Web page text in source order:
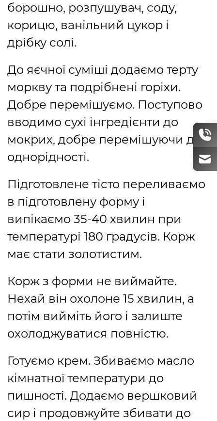
борошно, розпушувач, соду,
корицю, ванільний цукор і
дрібку солі.
До яєчної суміші додаємо терту
моркву та подрібнені горіхи.
Добре перемішуємо. Поступово
вводимо сухі інгредієнти до
мокрих, добре перемішуючи до
однорідності.
Підготовлене тісто переливаємо
в підготовлену форму і
випікаємо 35-40 хвилин при
температурі 180 градусів. Корж
має стати золотистим.
Корж з форми не виймайте.
Нехай він охолоне 15 хвилин, а
потім вийміть його і залиште
охолоджуватися повністю.
Готуємо крем. Збиваємо масло
кімнатної температури до
пишності. Додаємо вершковий
сир і продовжуйте збивати до